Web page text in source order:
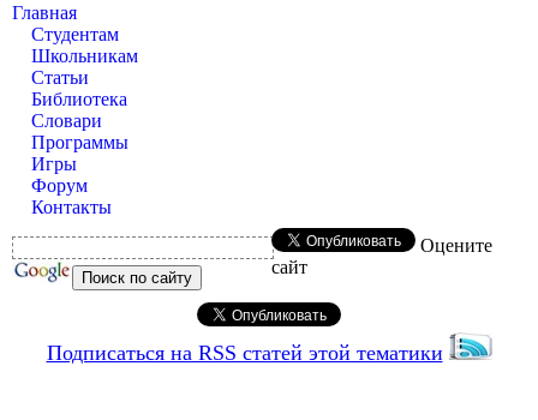
Главная
Студентам
Школьникам
Статьи
Библиотека
Словари
Программы
Игры
Форум
Контакты
Оцените
сайт
Подписаться на RSS статей этой тематики